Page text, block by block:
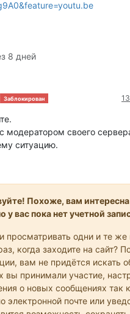
8 дней
Заблокирован
модератором своего
ситуацию.
Похоже, вам интересна
у вас пока нет учетной
просматривать одни и те же
когда заходите на сайт?
вам не придётся искать
вы принимали участие,
о новых сообщениях так
электронной почте или